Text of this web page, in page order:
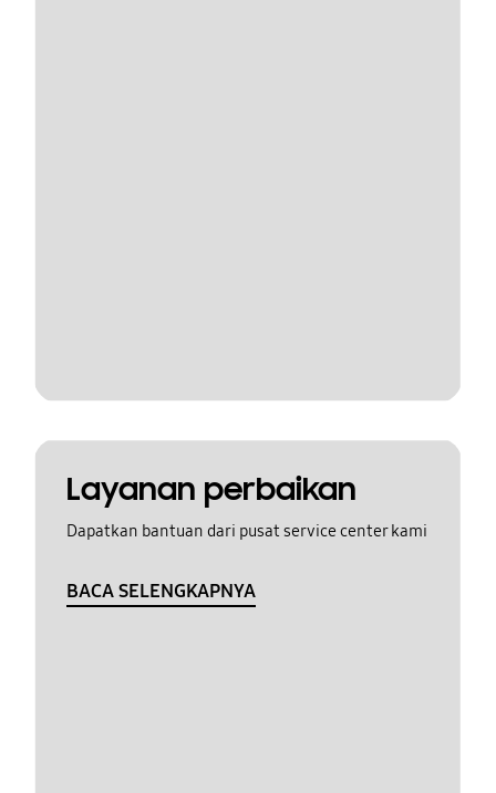
Layanan perbaikan
Dapatkan bantuan dari pusat service center kami
BACA SELENGKAPNYA